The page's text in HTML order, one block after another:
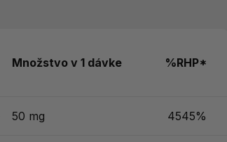
Množstvo v 1 dávke %RHP*
50 mg 4545%